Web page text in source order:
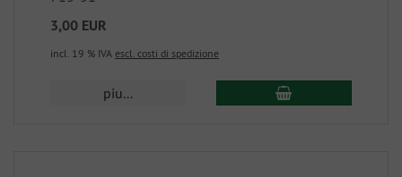
3,00 EUR
incl. 19 % IVA escl. costi di spedizione
piu...